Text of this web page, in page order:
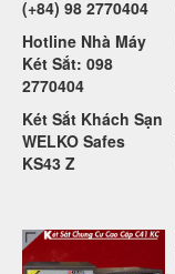
(+84) 98 2770404
Hotline Nhà Máy
Két Sắt: 098
2770404
Két Sắt Khách Sạn
WELKO Safes
KS43 Z